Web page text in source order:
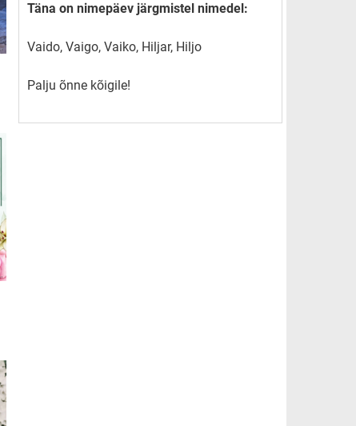
Täna on nimepäev järgmistel nimedel:
Vaido, Vaigo, Vaiko, Hiljar, Hiljo
Palju õnne kõigile!